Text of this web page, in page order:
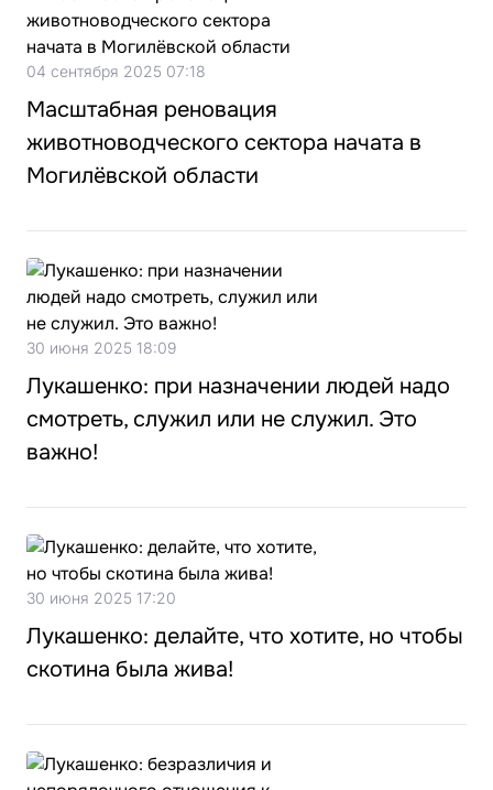
04 сентября 2025 07:18
Масштабная реновация
животноводческого сектора начата в
Могилёвской области
30 июня 2025 18:09
Лукашенко: при назначении людей надо
смотреть, служил или не служил. Это
важно!
30 июня 2025 17:20
Лукашенко: делайте, что хотите, но чтобы
скотина была жива!